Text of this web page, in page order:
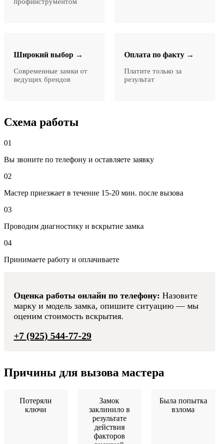
Широкий выбор →
Современные замки от
ведущих брендов
Оплата по факту →
Платите только за
результат
Схема работы
01
Вы звоните по телефону и оставляете заявку
02
Мастер приезжает в течение 15-20 мин. после вызова
03
Проводим диагностику и вскрытие замка
04
Принимаете работу и оплачиваете
Оценка работы онлайн по телефону: Назовите
марку и модель замка, опишите ситуацию — мы
оценим стоимость вскрытия.
+7 (925) 544-77-29
Причины для вызова мастера
Потеряли
ключи
Замок
заклинило в
результате
действия
факторов
Была попытка
взлома